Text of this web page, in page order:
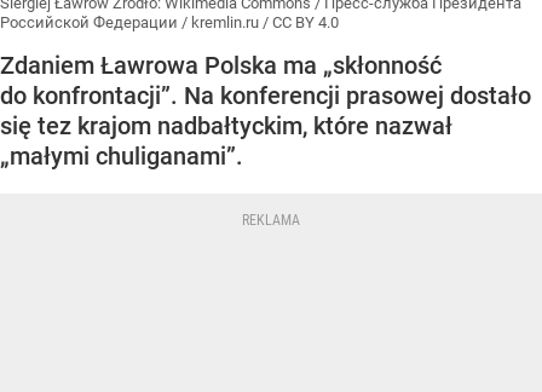
Российской Федерации / kremlin.ru / CC BY 4.0
Zdaniem Ławrowa Polska ma „skłonność
do konfrontacji”. Na konferencji prasowej dostało
się tez krajom nadbałtyckim, które nazwał
„małymi chuliganami”.